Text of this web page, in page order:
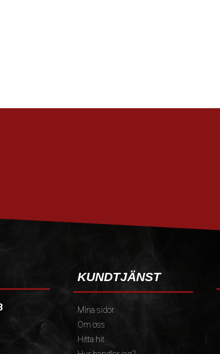
KUNDTJÄNST
Mina sidor
Om oss
Hitta hit